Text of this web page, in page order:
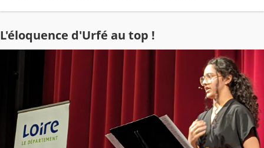
L'éloquence d'Urfé au top !